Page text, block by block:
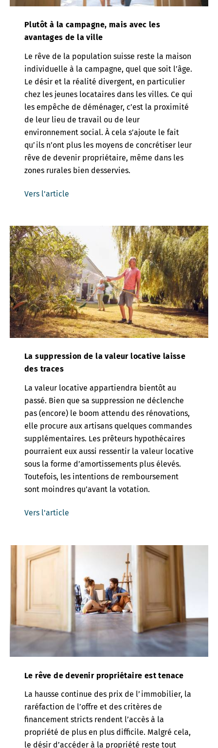
Plutôt à la campagne, mais avec les
avantages de la ville
Le rêve de la population suisse reste la maison
individuelle à la campagne, quel que soit l’âge.
Le désir et la réalité divergent, en particulier
chez les jeunes locataires dans les villes. Ce qui
les empêche de déménager, c’est la proximité
de leur lieu de travail ou de leur
environnement social. À cela s’ajoute le fait
qu’ils n’ont plus les moyens de concrétiser leur
rêve de devenir propriétaire, même dans les
zones rurales bien desservies.
Vers l'article
La suppression de la valeur locative laisse
des traces
La valeur locative appartiendra bientôt au
passé. Bien que sa suppression ne déclenche
pas (encore) le boom attendu des rénovations,
elle procure aux artisans quelques commandes
supplémentaires. Les prêteurs hypothécaires
pourraient eux aussi ressentir la valeur locative
sous la forme d’amortissements plus élevés.
Toutefois, les intentions de remboursement
sont moindres qu’avant la votation.
Vers l'article
Le rêve de devenir propriétaire est tenace
La hausse continue des prix de l’immobilier, la
raréfaction de l’offre et des critères de
financement stricts rendent l’accès à la
propriété de plus en plus difficile. Malgré cela,
le désir d’accéder à la propriété reste tout